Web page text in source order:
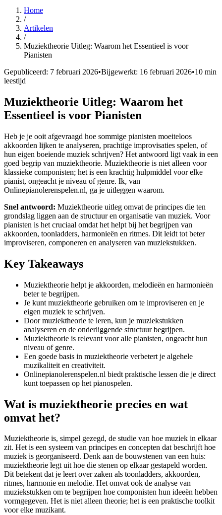
Home
/
Artikelen
/
Muziektheorie Uitleg: Waarom het Essentieel is voor
Pianisten
Gepubliceerd: 7 februari 2026•Bijgewerkt: 16 februari 2026•10 min
leestijd
Muziektheorie Uitleg: Waarom het
Essentieel is voor Pianisten
Heb je je ooit afgevraagd hoe sommige pianisten moeiteloos
akkoorden lijken te analyseren, prachtige improvisaties spelen, of
hun eigen boeiende muziek schrijven? Het antwoord ligt vaak in een
goed begrip van muziektheorie. Muziektheorie is niet alleen voor
klassieke componisten; het is een krachtig hulpmiddel voor elke
pianist, ongeacht je niveau of genre. Ik, van
Onlinepianolerenspelen.nl, ga je uitleggen waarom.
Snel antwoord: Muziektheorie uitleg omvat de principes die ten
grondslag liggen aan de structuur en organisatie van muziek. Voor
pianisten is het cruciaal omdat het helpt bij het begrijpen van
akkoorden, toonladders, harmonieën en ritmes. Dit leidt tot beter
improviseren, componeren en analyseren van muziekstukken.
Key Takeaways
Muziektheorie helpt je akkoorden, melodieën en harmonieën
beter te begrijpen.
Je kunt muziektheorie gebruiken om te improviseren en je
eigen muziek te schrijven.
Door muziektheorie te leren, kun je muziekstukken
analyseren en de onderliggende structuur begrijpen.
Muziektheorie is relevant voor alle pianisten, ongeacht hun
niveau of genre.
Een goede basis in muziektheorie verbetert je algehele
muzikaliteit en creativiteit.
Onlinepianolerenspelen.nl biedt praktische lessen die je direct
kunt toepassen op het pianospelen.
Wat is muziektheorie precies en wat
omvat het?
Muziektheorie is, simpel gezegd, de studie van hoe muziek in elkaar
zit. Het is een systeem van principes en concepten dat beschrijft hoe
muziek is georganiseerd. Denk aan de bouwstenen van een huis:
muziektheorie legt uit hoe die stenen op elkaar gestapeld worden.
Dit betekent dat je leert over zaken als toonladders, akkoorden,
ritmes, harmonie en melodie. Het omvat ook de analyse van
muziekstukken om te begrijpen hoe componisten hun ideeën hebben
vormgegeven. Het is niet alleen theorie; het is een praktische toolkit
voor elke muzikant.